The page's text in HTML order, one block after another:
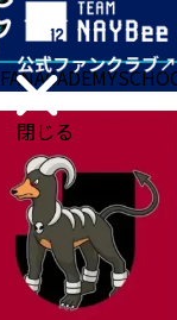
閉じる
FANACADEMY